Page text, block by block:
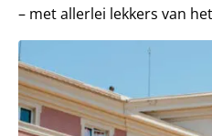
– met allerlei lekkers van